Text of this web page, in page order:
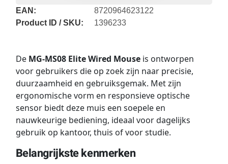
EAN:
8720964623122
Product ID / SKU:
1396233
De MG-MS08 Elite Wired Mouseis ontworpen
voor gebruikers die op zoek zijn naar precisie,
duurzaamheid en gebruiksgemak. Met zijn
ergonomische vorm en responsieve optische
sensor biedt deze muis een soepele en
nauwkeurige bediening, ideaal voor dagelijks
gebruik op kantoor, thuis of voor studie.
Belangrijkste kenmerken